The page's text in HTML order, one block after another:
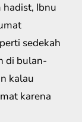
Ibnu
sedekah
di bulan-
kalau
karena